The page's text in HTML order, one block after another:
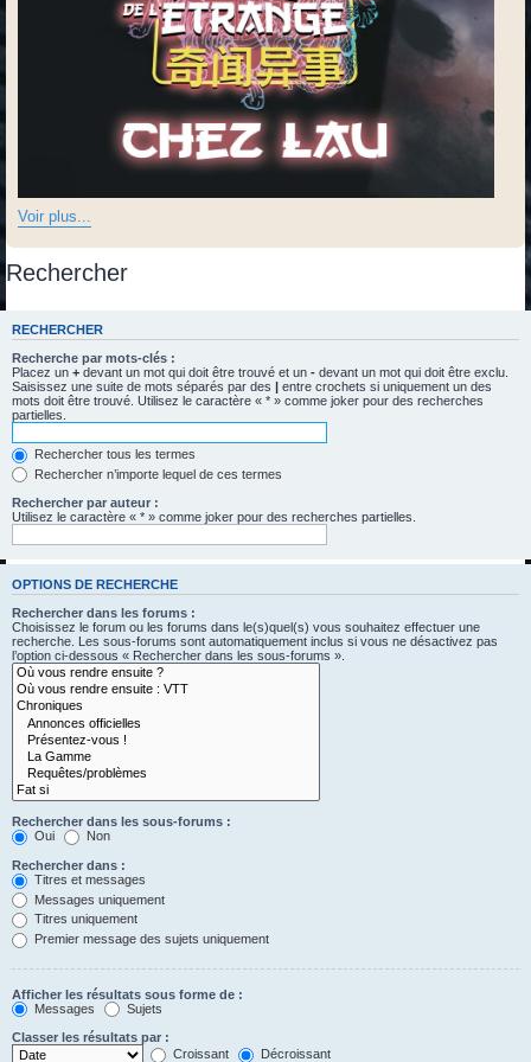
Voir plus...
Rechercher
RECHERCHER
Recherche par mots-clés :
Placez un + devant un mot qui doit être trouvé et un - devant un mot qui doit être exclu.
Saisissez une suite de mots séparés par des
entre crochets si uniquement un des
mots doit être trouvé. Utilisez le caractère « * » comme joker pour des recherches
partielles.
Rechercher tous les termes
Rechercher n’importe lequel de ces termes
Rechercher par auteur :
Utilisez le caractère « * » comme joker pour des recherches partielles.
OPTIONS DE RECHERCHE
Rechercher dans les forums :
Choisissez le forum ou les forums dans le(s)quel(s) vous souhaitez effectuer une
recherche. Les sous-forums sont automatiquement inclus si vous ne désactivez pas
l’option ci-dessous « Rechercher dans les sous-forums ».
Rechercher dans les sous-forums :
Oui
Non
Rechercher dans :
Titres et messages
Messages uniquement
Titres uniquement
Premier message des sujets uniquement
Afficher les résultats sous forme de :
Messages
Sujets
Classer les résultats par :
Croissant
Décroissant